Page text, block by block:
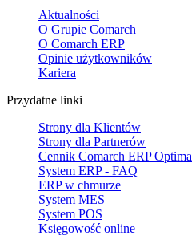
Aktualności
O Grupie Comarch
O Comarch ERP
Opinie użytkowników
Kariera
Przydatne linki
Strony dla Klientów
Strony dla Partnerów
Cennik Comarch ERP Optima
System ERP - FAQ
ERP w chmurze
System MES
System POS
Księgowość online